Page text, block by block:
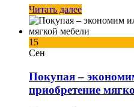
Читать далее
15
Сен
Покупая –
приобретение